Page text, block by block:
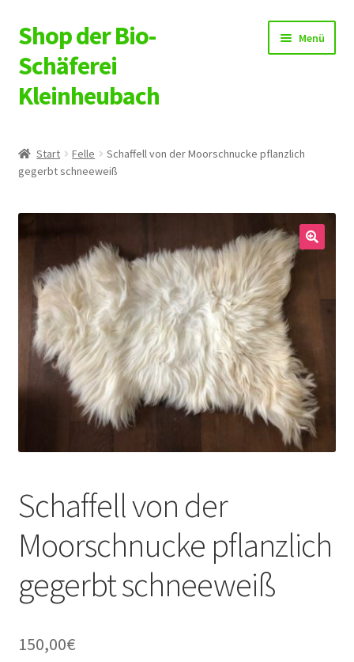
Zur
Navigation
springen
Zum
Inhalt
springen
Shop der Bio-
Schäferei
Kleinheubach
Menü
Warenkorb
Kasse
Mein Konto
Start Felle
Schaffell von der Moorschnucke pflanzlich
gegerbt schneeweiß
Schaffell von der
Moorschnucke pflanzlich
gegerbt schneeweiß
150,00€